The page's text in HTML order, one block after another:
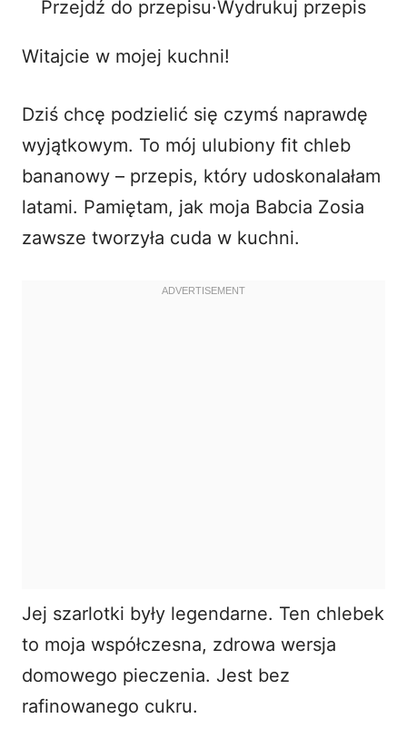
Przejdź do przepisu·Wydrukuj przepis
Witajcie w mojej kuchni!
Dziś chcę podzielić się czymś naprawdę
wyjątkowym. To mój ulubiony fit chleb
bananowy – przepis, który udoskonalałam
latami. Pamiętam, jak moja Babcia Zosia
zawsze tworzyła cuda w kuchni.
Jej szarlotki były legendarne. Ten chlebek
to moja współczesna, zdrowa wersja
domowego pieczenia. Jest bez
rafinowanego cukru.